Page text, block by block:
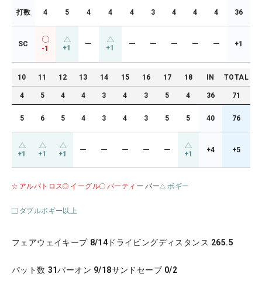
打数 4 5 4 4 4 3 4 4 4 36
SC
-1 +1 ー +1 ー ー ー ー ー +1
10 11 12 13 14 15 16 17 18 IN TOTAL
4 5 4 4 3 4 3 5 4 36 71
5 6 5 4 3 4 3 5 5 40 76
+1 +1 +1 ー ー ー ー ー +1 +4 +5
アルバトロス イーグル バーティ ー パー ボギー
ダブルボギー以上
フェアウェイキープ 8/14 ドライビングディスタンス 265.5
パット数 31パーオン 9/18サンドセーブ 0/2